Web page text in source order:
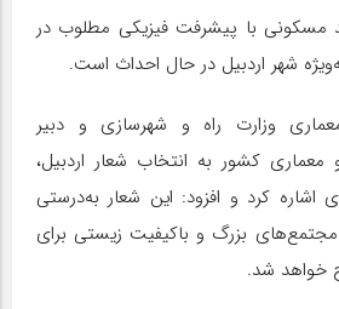
واحد مسکونی با پیشرفت فیزیکی مطلوب در
شهر اردبیل در حال احداث است.
وزارت راه و شهرسازی و دبیر
کشور به انتخاب شعار اردبیل،
اشاره کرد و افزود: این شعار به‌درستی
بزرگ و باکیفیت زیستی برای
خواهد شد.